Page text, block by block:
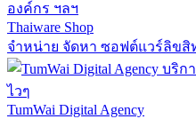
Thaiware Shop
จำหน่าย จัดหา ซอฟต์แวร์ลิขสิ
TumWai Digital Agency